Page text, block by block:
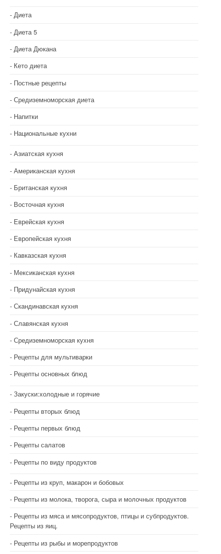
а
п
и
с
я
м
Диета
Диета 5
Диета Дюкана
Кето диета
Постные рецепты
Средиземноморская диета
Напитки
Национальные кухни
Азиатская кухня
Американская кухня
Британская кухня
Восточная кухня
Еврейская кухня
Европейская кухня
Кавказская кухня
Мексиканская кухня
Придунайская кухня
Скандинавская кухня
Славянская кухня
Средиземноморская кухня
Рецепты для мультиварки
Рецепты основных блюд
Закуски:холодные и горячие
Рецепты вторых блюд
Рецепты первых блюд
Рецепты салатов
Рецепты по виду продуктов
Рецепты из круп, макарон и бобовых
Рецепты из молока, творога, сыра и молочных продуктов
Рецепты из мяса и мясопродуктов, птицы и субпродуктов.
Рецепты из яиц.
Рецепты из рыбы и морепродуктов